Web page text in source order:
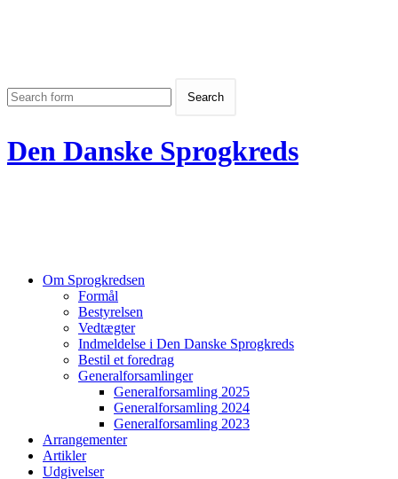
Den Danske Sprogkreds
Om Sprogkredsen
Formål
Bestyrelsen
Vedtægter
Indmeldelse i Den Danske Sprogkreds
Bestil et foredrag
Generalforsamlinger
Generalforsamling 2025
Generalforsamling 2024
Generalforsamling 2023
Arrangementer
Artikler
Udgivelser